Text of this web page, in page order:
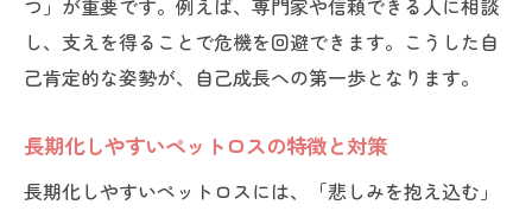
ペットロスから学ぶ自己成長のヒント
ペットロス経験から得る自己成長のヒント
集
ペットロスが教えてくれる感情との向き合
つ」が重要です。例えば、専門家や信頼できる人に相談
し、支えを得ることで危機を回避できます。こうした自
己肯定的な姿勢が、自己成長への第一歩となります。
長期化しやすいペットロスの特徴と対策
長期化しやすいペットロスには、「悲しみを抱え込む」